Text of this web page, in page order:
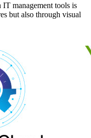
IT management tools is
but also through visual